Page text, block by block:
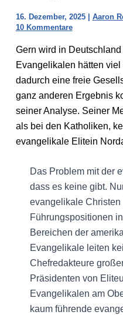
16. Dezember, 2025 | Aaron
10 Kommentare
Gern wird in
Evangelikalen hätten
dadurch eine freie
ganz anderen Ergebnis
seiner Analyse. Seiner
als bei den Katholiken,
evangelikale Elitein
Das Problem mit der
dass es keine gibt.
evangelikale Christen
Führungspositionen
Bereichen der
Evangelikale leiten
Chefredakteure
Präsidenten von
Evangelikalen am
kaum führende